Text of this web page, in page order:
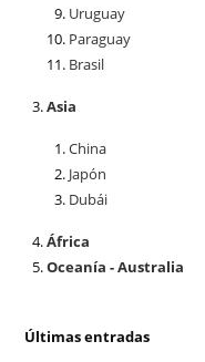
Uruguay
Paraguay
Brasil
Asia
China
Japón
Dubái
África
Oceanía - Australia
Últimas entradas